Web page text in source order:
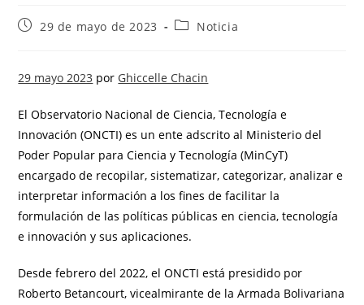
29 de mayo de 2023 Noticia
29 mayo 2023 por Ghiccelle Chacin
El Observatorio Nacional de Ciencia, Tecnología e
Innovación (ONCTI) es un ente adscrito al Ministerio del
Poder Popular para Ciencia y Tecnología (MinCyT)
encargado de recopilar, sistematizar, categorizar, analizar e
interpretar información a los fines de facilitar la
formulación de las políticas públicas en ciencia, tecnología
e innovación y sus aplicaciones.
Desde febrero del 2022, el ONCTI está presidido por
Roberto Betancourt, vicealmirante de la Armada Bolivariana